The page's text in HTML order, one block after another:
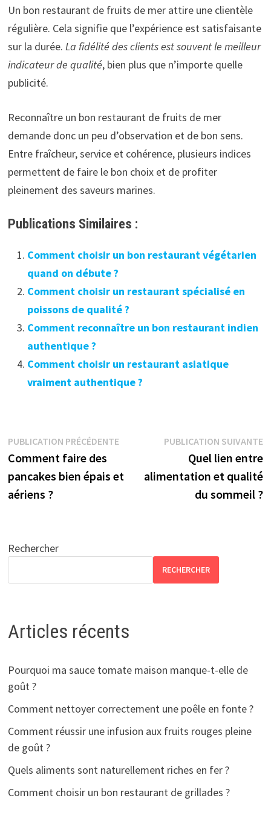
Un bon restaurant de fruits de mer attire une clientèle
régulière. Cela signifie que l’expérience est satisfaisante
sur la durée. La fidélité des clients est souvent le meilleur
indicateur de qualité, bien plus que n’importe quelle
publicité.
Reconnaître un bon restaurant de fruits de mer
demande donc un peu d’observation et de bon sens.
Entre fraîcheur, service et cohérence, plusieurs indices
permettent de faire le bon choix et de profiter
pleinement des saveurs marines.
Publications Similaires :
Comment choisir un bon restaurant végétarien
quand on débute ?
Comment choisir un restaurant spécialisé en
poissons de qualité ?
Comment reconnaître un bon restaurant indien
authentique ?
Comment choisir un restaurant asiatique
vraiment authentique ?
Navigation
de
l’article
PUBLICATION PRÉCÉDENTEPublication
Comment faire des
pancakes bien épais et
aériens ?
PUBLICATION SUIVANTE
Quel lien entre
alimentation et qualité
du sommeil ?
Rechercher
RECHERCHER
Articles récents
Pourquoi ma sauce tomate maison manque-t-elle de
goût ?
Comment nettoyer correctement une poêle en fonte ?
Comment réussir une infusion aux fruits rouges pleine
de goût ?
Quels aliments sont naturellement riches en fer ?
Comment choisir un bon restaurant de grillades ?